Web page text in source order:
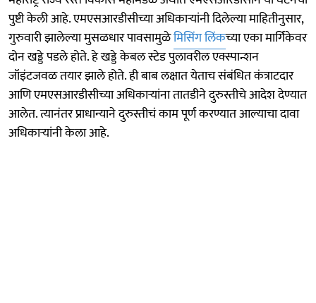
पुष्टी केली आहे. एमएसआरडीसीच्या अधिकाऱ्यांनी दिलेल्या माहितीनुसार,
गुरुवारी झालेल्या मुसळधार पावसामुळेमिसिंग लिंकच्या एका मार्गिकेवर
दोन खड्डे पडले होते. हे खड्डे केबल स्टेड पुलावरील एक्स्पान्शन
जॉइंटजवळ तयार झाले होते. ही बाब लक्षात येताच संबंधित कंत्राटदार
आणि एमएसआरडीसीच्या अधिकाऱ्यांना तातडीने दुरुस्तीचे आदेश देण्यात
आलेत. त्यानंतर प्राधान्याने दुरुस्तीचं काम पूर्ण करण्यात आल्याचा दावा
अधिकाऱ्यांनी केला आहे.